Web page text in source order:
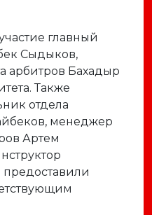
главный
Сыдыков,
арбитров Бахадыр
Также
отдела
, менеджер
Артем
предоставили